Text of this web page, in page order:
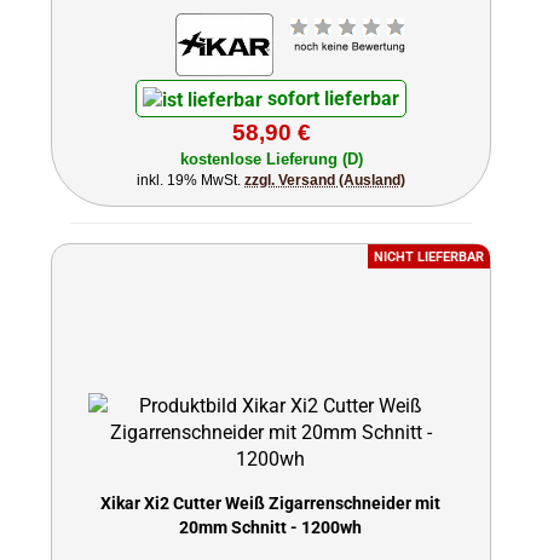
sofort lieferbar
58,90 €
kostenlose Lieferung (D)
inkl. 19% MwSt. zzgl. Versand (Ausland)
NICHT LIEFERBAR
Xikar Xi2 Cutter Weiß Zigarrenschneider mit
20mm Schnitt - 1200wh